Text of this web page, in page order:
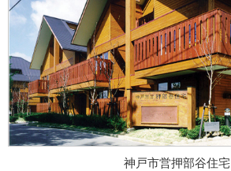
神戸市営押部谷住宅